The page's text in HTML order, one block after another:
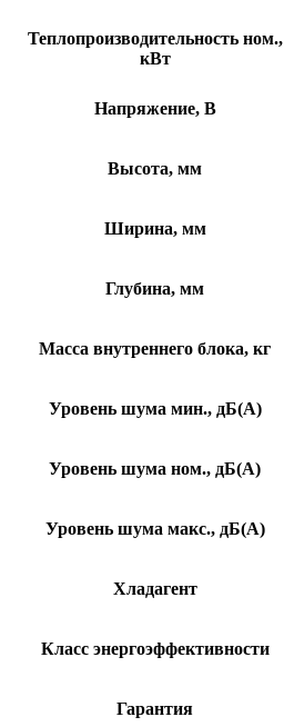
Теплопроизводительность ном.,
кВт
Напряжение, В
Высота, мм
Ширина, мм
Глубина, мм
Масса внутреннего блока, кг
Уровень шума мин., дБ(А)
Уровень шума ном., дБ(А)
Уровень шума макс., дБ(А)
Хладагент
Класс энергоэффективности
Гарантия